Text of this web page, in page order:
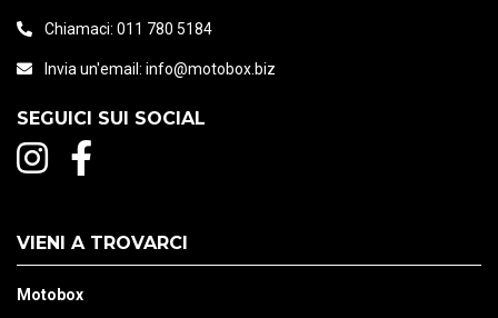
Chiamaci: 011 780 5184
Invia un'email: info@motobox.biz
SEGUICI SUI SOCIAL
VIENI A TROVARCI
Motobox